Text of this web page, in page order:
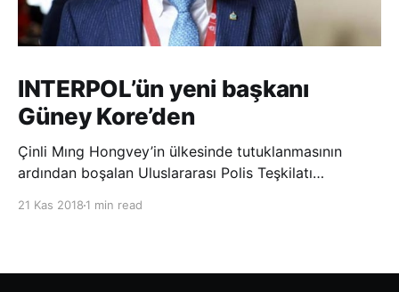
INTERPOL’ün yeni başkanı
Güney Kore’den
Çinli Mıng Hongvey’in ülkesinde tutuklanmasının
ardından boşalan Uluslararası Polis Teşkilatı
21 Kas 2018 1 min read